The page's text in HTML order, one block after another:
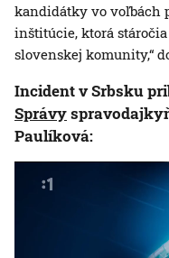
kandidátky vo voľbách
inštitúcie, ktorá
slovenskej komunity,“
Incident v Srbsku
Správy
Paulíková: